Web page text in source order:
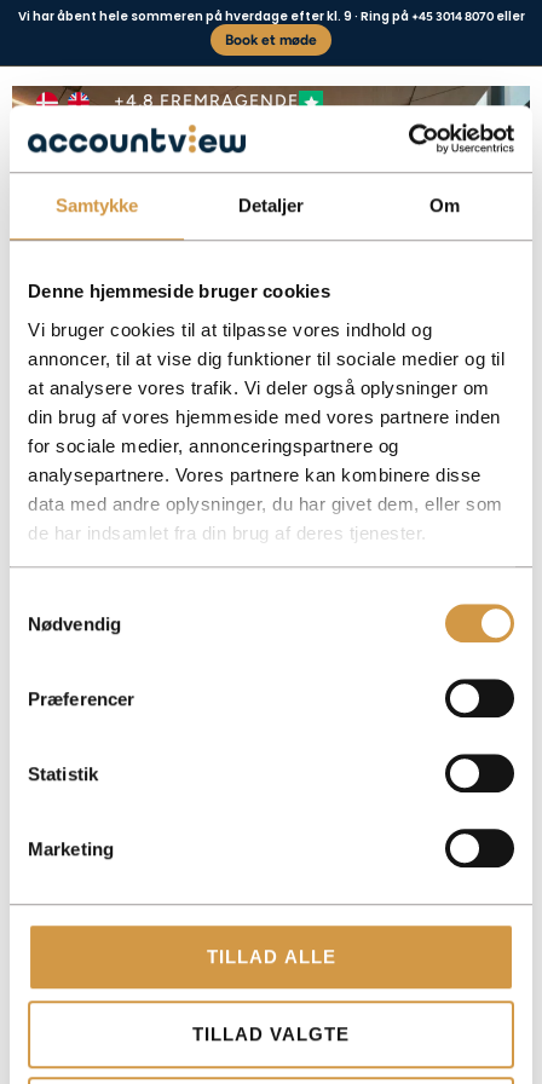
Samtykke Detaljer Om
Denne hjemmeside bruger cookies
Vi bruger cookies til at tilpasse vores indhold og
annoncer, til at vise dig funktioner til sociale medier og til
at analysere vores trafik. Vi deler også oplysninger om
din brug af vores hjemmeside med vores partnere inden
for sociale medier, annonceringspartnere og
analysepartnere. Vores partnere kan kombinere disse
data med andre oplysninger, du har givet dem, eller som
de har indsamlet fra din brug af deres tjenester.
Nødvendig
Præferencer
Statistik
Marketing
TILLAD ALLE
TILLAD VALGTE
Vi har åbent hele sommeren på hverdage efter kl. 9 · Ring på +45 3014 8070eller
Book et møde
+4,8 FREMRAGENDE
Skattefrie diæter 2026
Se de gældende satser for skattefrie diæter i 2026 og få overblik over regler
for rejsegodtgørelse.
Facebook
Mastodon
EmailShare
TOLDBODGADE 12, 3. 1253 KØBENHAVN K
PAPIRFABRIKKEN 52, 18, 3. 8600 SILKEBORG
+45 3014 8070
KONTAKT@ACCOUNTVIEW.DK
MAN-FRE: KL. 9 -15
YDELSER